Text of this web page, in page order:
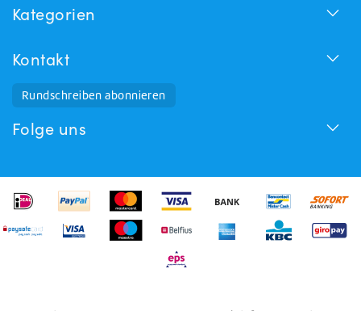
Kategorien
Kontakt
Rundschreiben abonnieren
Folge uns